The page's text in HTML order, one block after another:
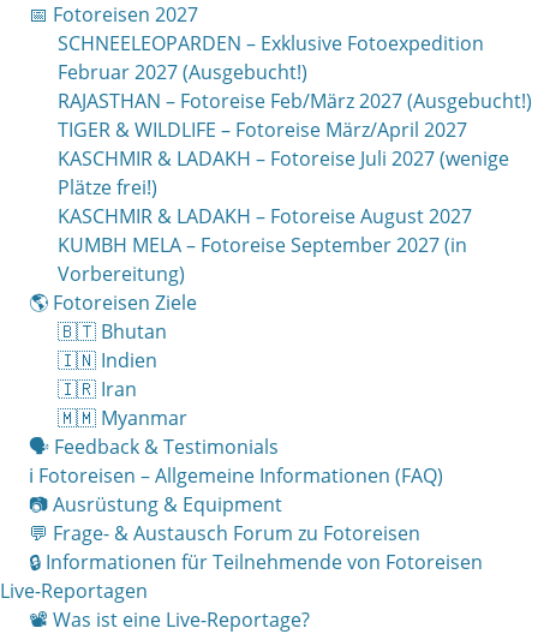
📅 Fotoreisen 2027
SCHNEELEOPARDEN – Exklusive Fotoexpedition
Februar 2027 (Ausgebucht!)
RAJASTHAN – Fotoreise Feb/März 2027 (Ausgebucht!)
TIGER & WILDLIFE – Fotoreise März/April 2027
KASCHMIR & LADAKH – Fotoreise Juli 2027 (wenige
Plätze frei!)
KASCHMIR & LADAKH – Fotoreise August 2027
KUMBH MELA – Fotoreise September 2027 (in
Vorbereitung)
🌎 Fotoreisen Ziele
🇧🇹 Bhutan
🇮🇳 Indien
🇮🇷 Iran
🇲🇲 Myanmar
🗣 Feedback & Testimonials
ℹ️ Fotoreisen – Allgemeine Informationen (FAQ)
📷 Ausrüstung & Equipment
💬 Frage- & Austausch Forum zu Fotoreisen
🔒 Informationen für Teilnehmende von Fotoreisen
Live-Reportagen
📽 Was ist eine Live-Reportage?